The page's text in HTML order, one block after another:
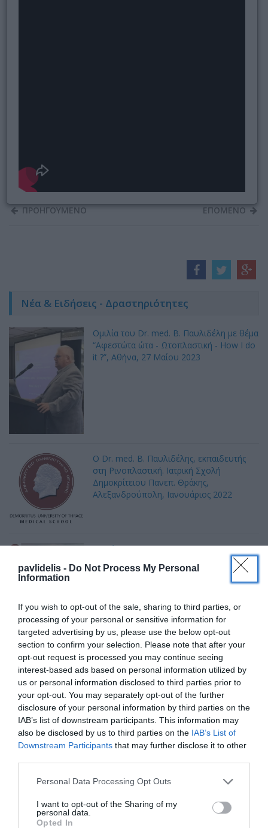
pavlidelis - Do Not Process My Personal
Information
If you wish to opt-out of the sale, sharing to third parties, or
processing of your personal or sensitive information for
targeted advertising by us, please use the below opt-out
section to confirm your selection. Please note that after your
opt-out request is processed you may continue seeing
interest-based ads based on personal information utilized by
us or personal information disclosed to third parties prior to
your opt-out. You may separately opt-out of the further
disclosure of your personal information by third parties on the
IAB’s list of downstream participants. This information may
also be disclosed by us to third parties on the IAB’s List of
Downstream Participants that may further disclose it to other
Personal Data Processing Opt Outs
I want to opt-out of the Sharing of my
personal data.
Opted In
ΠΡΟΗΓΟΥΜΕΝΟ ΕΠΟΜΕΝΟ
Νέα & Ειδήσεις - Δραστηριότητες
Ομιλία του Dr. med. B. Παυλιδέλη με θέμα
“Αφεστώτα ώτα - Ωτοπλαστική - How I do
it ?”, Αθήνα, 27 Mαίου 2023
Ο Dr. med. Β. Παυλιδέλης, εκπαιδευτής
στη Ρινοπλαστική. Ιατρική Σχολή
Δημοκρίτειου Πανεπ. Θράκης,
Αλεξανδρούπολη, Ιανουάριος 2022
Εκπαίδευση στη Ρινοπλαστική 2022
Πανεπιστημίου Θράκης, ΩΡΛ Κλινική,
Διιδρυματικό, Διατμηματικό Πρόγραμμα
Ο Dr. med. B. Παυλιδέλης, ομιλητής για
Ρινοπλαστική σε Διεθνή Συνέδρια της
Ευρωπαϊκής Ακαδημίας Πλαστικής
Χειρουργικής Προσώπου
Ωτοπλαστική 2022: Ο Dr. med. B.
Παυλιδέλης, ομιλητής στο Συνέδριο της
Πανελλήνιας ΩΡΛ Εταιρείας, Θεσσαλονίκη